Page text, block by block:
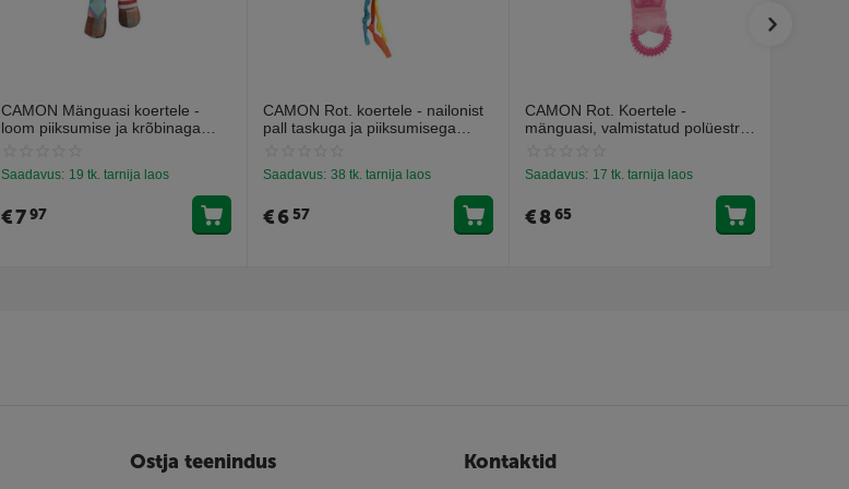
CAMON Mänguasi koertele -
loom piiksumise ja krõbinaga
Saadavus: 19 tk. tarnija laos
€797
CAMON Rot. koertele - nailonist
pall taskuga ja piiksumisega
Saadavus: 38 tk. tarnija laos
€657
CAMON Rot. Koertele -
mänguasi, valmistatud polüestrist
Saadavus: 17 tk. tarnija laos
€865
Ostja teenindus Kontaktid